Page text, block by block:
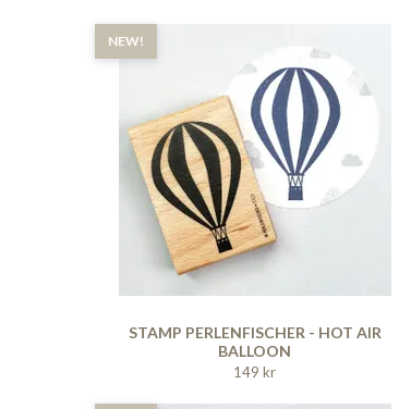
NEW!
STAMP PERLENFISCHER - HOT AIR
BALLOON
149 kr